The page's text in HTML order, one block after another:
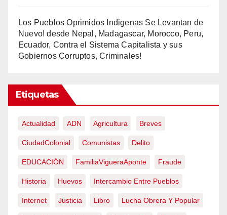
Los Pueblos Oprimidos Indigenas Se Levantan de
Nuevo! desde Nepal, Madagascar, Morocco, Peru,
Ecuador, Contra el Sistema Capitalista y sus
Gobiernos Corruptos, Criminales!
Etiquetas
Actualidad ADN Agricultura Breves
CiudadColonial Comunistas Delito
EDUCACIÓN FamiliaVigueraAponte Fraude
Historia Huevos Intercambio Entre Pueblos
Internet Justicia Libro Lucha Obrera Y Popular